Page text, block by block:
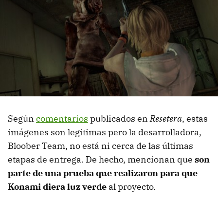
Según comentarios publicados enResetera, estas
imágenes son legitimas pero la desarrolladora,
Bloober Team, no está ni cerca de las últimas
etapas de entrega. De hecho, mencionan que son
parte de una prueba que realizaron para que
Konami diera luz verde al proyecto.